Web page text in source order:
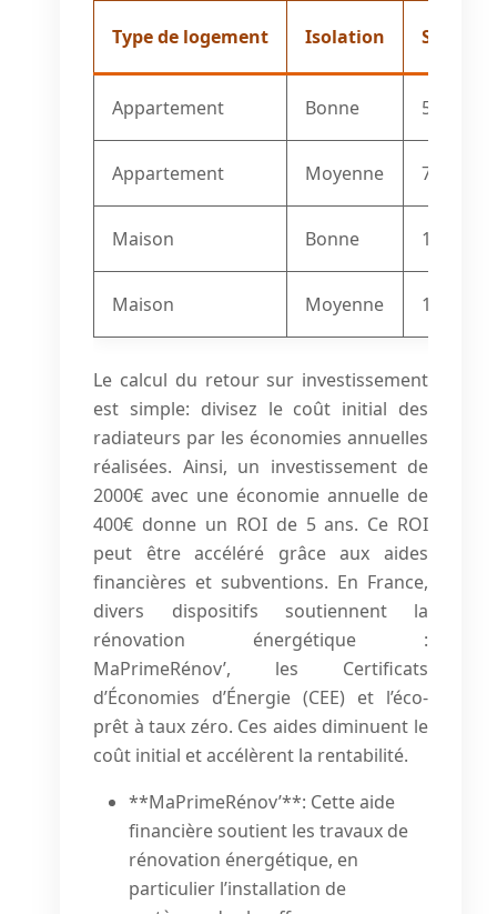
Type de logement Isolation Surface
Appartement Bonne 50 m²
Appartement Moyenne 70 m²
Maison Bonne 100 m²
Maison Moyenne 120 m²
Le calcul du retour sur investissement
est simple: divisez le coût initial des
radiateurs par les économies annuelles
réalisées. Ainsi, un investissement de
2000€ avec une économie annuelle de
400€ donne un ROI de 5 ans. Ce ROI
peut être accéléré grâce aux aides
financières et subventions. En France,
divers dispositifs soutiennent la
rénovation énergétique :
MaPrimeRénov’, les Certificats
d’Économies d’Énergie (CEE) et l’éco-
prêt à taux zéro. Ces aides diminuent le
coût initial et accélèrent la rentabilité.
**MaPrimeRénov’**: Cette aide
financière soutient les travaux de
rénovation énergétique, en
particulier l’installation de